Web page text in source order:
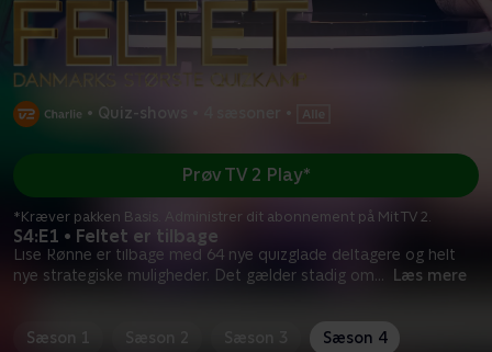
• Quiz-shows
S4:E1 • Feltet er tilbage
Lise Rønne er tilbage med 64 nye quizglade deltagere og helt
nye strategiske muligheder. Det gælder stadig om... Læs mere
Prøv TV 2 Play*
*Kræver pakken Basis. Administrer dit abonnement på Mit TV 2.
Sæson 1 Sæson 4